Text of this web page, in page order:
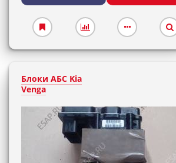
Блоки АБС Kia
Venga